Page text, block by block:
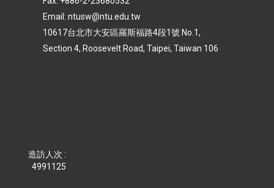
Email: ntusw@ntu.edu.tw
10617台北市大安區羅斯福路4段1號 No.1,
Section 4, Roosevelt Road, Taipei, Taiwan 106
造訪人次 :
4991125